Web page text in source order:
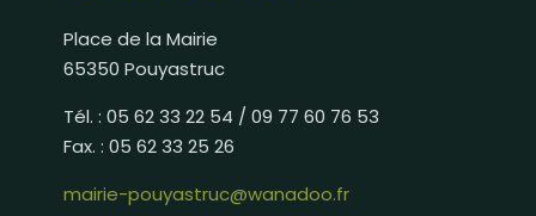
Place de la Mairie
65350 Pouyastruc
Tél. : 05 62 33 22 54 / 09 77 60 76 53
Fax. : 05 62 33 25 26
mairie-pouyastruc@wanadoo.fr